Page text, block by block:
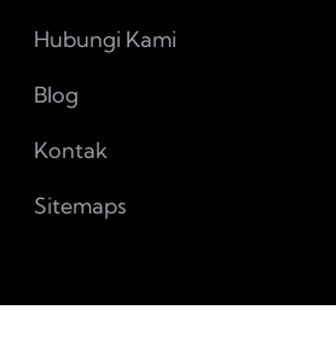
Hubungi Kami
Blog
Kontak
Sitemaps